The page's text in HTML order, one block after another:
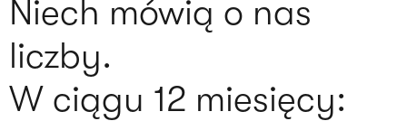
Niech mówią o nas
liczby.
W ciągu 12 miesięcy: